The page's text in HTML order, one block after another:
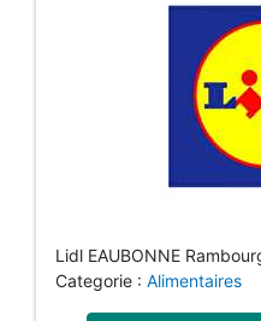
Lidl EAUBONNE
Categorie : Alimentaires